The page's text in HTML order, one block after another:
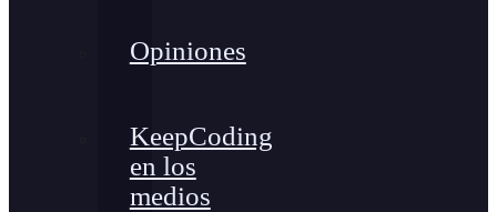
Opiniones
KeepCoding
en los
medios